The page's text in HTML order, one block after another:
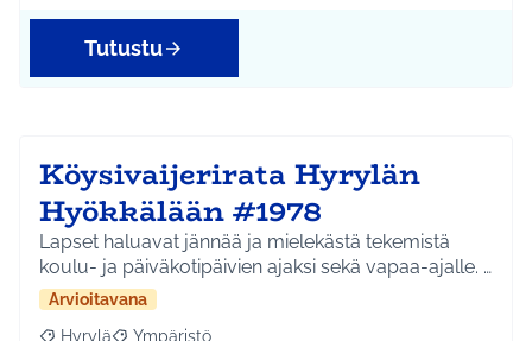
Tutustu
Köysivaijerirata Hyrylän
Hyökkälään #1978
Lapset haluavat jännää ja mielekästä tekemistä
koulu- ja päiväkotipäivien ajaksi sekä vapaa-ajalle. …
Arvioitavana
Hyrylä Ympäristö